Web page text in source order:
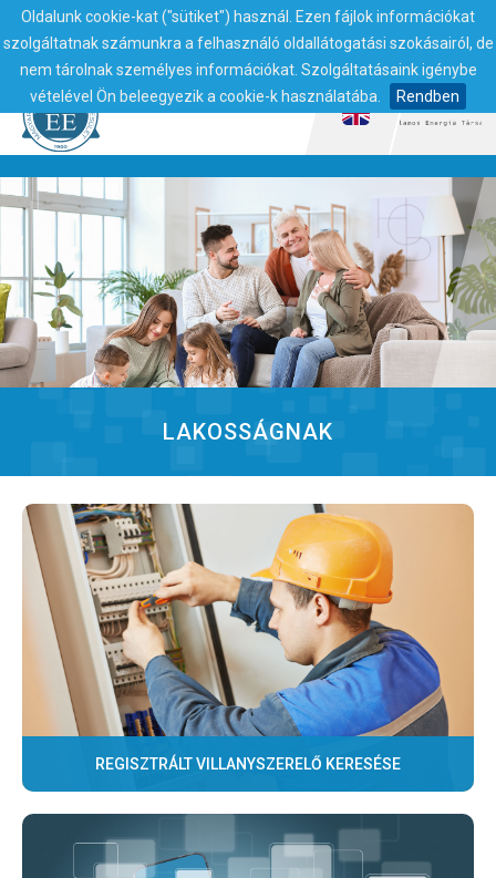
Oldalunk cookie-kat ("sütiket") használ. Ezen fájlok információkat
szolgáltatnak számunkra a felhasználó oldallátogatási szokásairól, de
nem tárolnak személyes információkat. Szolgáltatásaink igénybe
vételével Ön beleegyezik a cookie-k használatába.
Rendben
LAKOSSÁGNAK
REGISZTRÁLT VILLANYSZERELŐ KERESÉSE